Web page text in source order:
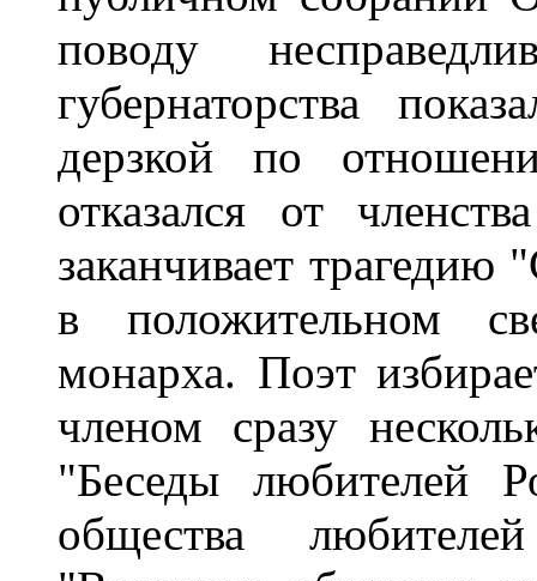
поводу
губернаторства
дерзкой по
отказался от
заканчивает
в положительном
монарха. Поэт
членом сразу
"Беседы любителей
общества